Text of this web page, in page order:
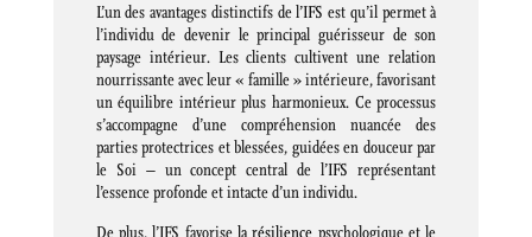
L’un des avantages distinctifs de l’IFS est qu’il permet à
l’individu de devenir le principal guérisseur de son
paysage intérieur. Les clients cultivent une relation
nourrissante avec leur « famille » intérieure, favorisant
un équilibre intérieur plus harmonieux. Ce processus
s’accompagne d’une compréhension nuancée des
parties protectrices et blessées, guidées en douceur par
le Soi – un concept central de l’IFS représentant
l’essence profonde et intacte d’un individu.
De plus, l’IFS favorise la résilience psychologique et le